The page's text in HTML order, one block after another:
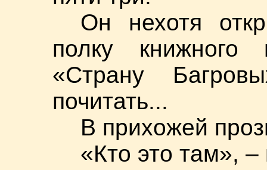
Он нехотя
полку
«Страну
почитать...
В прихожей
«Кто это там»,